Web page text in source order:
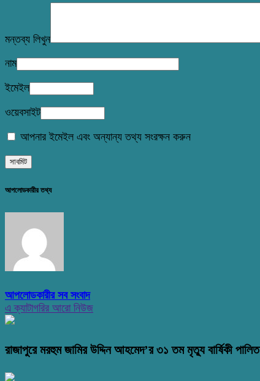
মন্তব্য লিখুন
নাম
ইমেইল
ওয়েবসাইট
আপনার ইমেইল এবং অন্যান্য তথ্য সংরক্ষন করুন
আপলোডকারীর তথ্য
আপলোডকারীর সব সংবাদ
এ ক্যাটাগরির আরো নিউজ
রাজাপুরে মরহুম জামির উদ্দিন আহমেদ’র ৩১ তম মৃত্যু বার্ষিকী পালিত